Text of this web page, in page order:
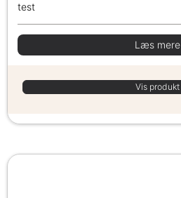
test
Læs mere
Vis produkt